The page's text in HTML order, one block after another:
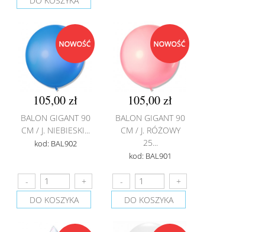
105,00 zł
BALON GIGANT 90
CM / J. NIEBIESKI...
kod: BAL902
DO KOSZYKA
105,00 zł
BALON GIGANT 90
CM / J. RÓŻOWY
25...
kod: BAL901
DO KOSZYKA